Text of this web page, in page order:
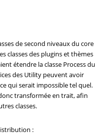
de second niveaux du core
classes des plugins et thèmes
étendre la classe Process du
des Utility peuvent avoir
qui serait impossible tel quel.
transformée en trait, afin
classes.
: